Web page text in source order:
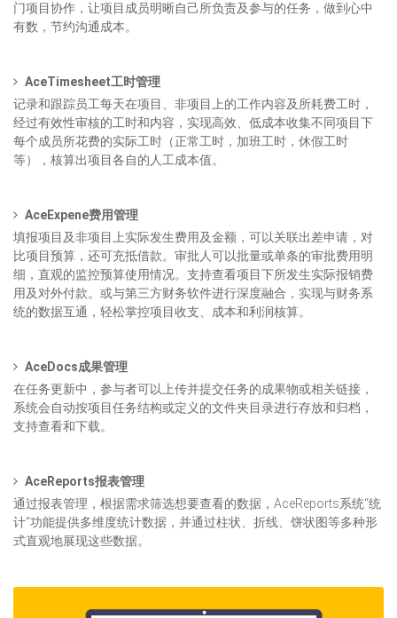
门项目协作，让项目成员明晰自己所负责及参与的任务，做到心中
有数，节约沟通成本。
AceTimesheet工时管理
记录和跟踪员工每天在项目、非项目上的工作内容及所耗费工时，
经过有效性审核的工时和内容，实现高效、低成本收集不同项目下
每个成员所花费的实际工时（正常工时，加班工时，休假工时
等），核算出项目各自的人工成本值。
AceExpene费用管理
填报项目及非项目上实际发生费用及金额，可以关联出差申请，对
比项目预算，还可充抵借款。审批人可以批量或单条的审批费用明
细，直观的监控预算使用情况。支持查看项目下所发生实际报销费
用及对外付款。或与第三方财务软件进行深度融合，实现与财务系
统的数据互通，轻松掌控项目收支、成本和利润核算。
AceDocs成果管理
在任务更新中，参与者可以上传并提交任务的成果物或相关链接，
系统会自动按项目任务结构或定义的文件夹目录进行存放和归档，
支持查看和下载。
AceReports报表管理
通过报表管理，根据需求筛选想要查看的数据，AceReports系统“统
计”功能提供多维度统计数据，并通过柱状、折线、饼状图等多种形
式直观地展现这些数据。